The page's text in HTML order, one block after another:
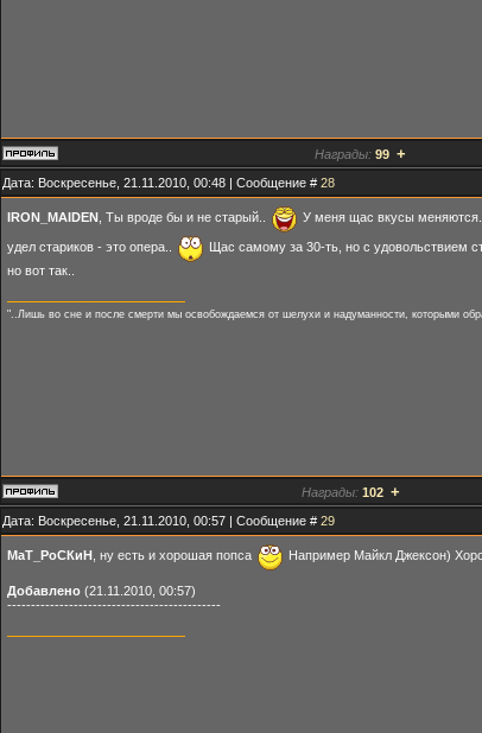
Награды: 99 +
Дата: Воскресенье, 21.11.2010, 00:48 | Сообщение # 28
IRON_MAIDEN, Ты вроде бы и не старый.. У меня щас вкусы
удел стариков - это опера.. Щас самому за 30-ть, но с удовольствием
но вот так..
"..Лишь во сне и после смерти мы освобождаемся от шелухи и надуманности, которыми
Награды: 102 +
Дата: Воскресенье, 21.11.2010, 00:57 | Сообщение # 29
МаТ_РоСКиН, ну есть и хорошая попса Например Майкл Джексон)
Добавлено(21.11.2010, 00:57)
---------------------------------------------